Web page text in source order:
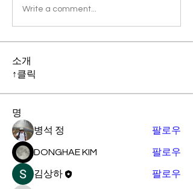
Write a comment...
소개
↑클릭
명
병석 정 팔로우
DONGHAE KIM 팔로우
김상하 팔로우